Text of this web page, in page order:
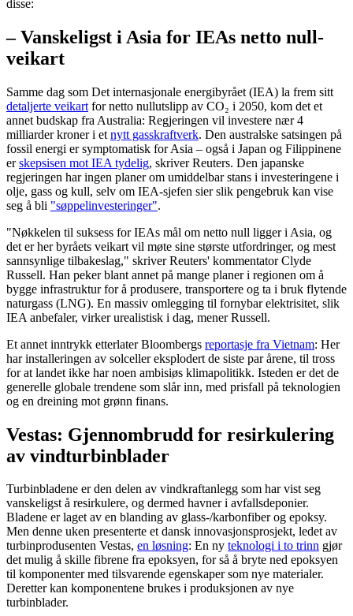
disse:
– Vanskeligst i Asia for IEAs netto null-
veikart
Samme dag som Det internasjonale energibyrået (IEA) la frem sitt
detaljerte veikart for netto nullutslipp av CO₂ i 2050, kom det et
annet budskap fra Australia: Regjeringen vil investere nær 4
milliarder kroner i et nytt gasskraftverk. Den australske satsingen på
fossil energi er symptomatisk for Asia – også i Japan og Filippinene
erskepsisen mot IEA tydelig, skriver Reuters. Den japanske
regjeringen har ingen planer om umiddelbar stans i investeringene i
olje, gass og kull, selv om IEA-sjefen sier slik pengebruk kan vise
seg å bli "søppelinvesteringer".
"Nøkkelen til suksess for IEAs mål om netto null ligger i Asia, og
det er her byråets veikart vil møte sine største utfordringer, og mest
sannsynlige tilbakeslag," skriver Reuters' kommentator Clyde
Russell. Han peker blant annet på mange planer i regionen om å
bygge infrastruktur for å produsere, transportere og ta i bruk flytende
naturgass (LNG). En massiv omlegging til fornybar elektrisitet, slik
IEA anbefaler, virker urealistisk i dag, mener Russell.
Et annet inntrykk etterlater Bloombergs reportasje fra Vietnam: Her
har installeringen av solceller eksplodert de siste par årene, til tross
for at landet ikke har noen ambisiøs klimapolitikk. Isteden er det de
generelle globale trendene som slår inn, med prisfall på teknologien
og en dreining mot grønn finans.
Vestas: Gjennombrudd for resirkulering
av vindturbinblader
Turbinbladene er den delen av vindkraftanlegg som har vist seg
vanskeligst å resirkulere, og dermed havner i avfallsdeponier.
Bladene er laget av en blanding av glass-/karbonfiber og epoksy.
Men denne uken presenterte et dansk innovasjonsprosjekt, ledet av
turbinprodusenten Vestas, en løsning: En ny teknologi i to trinn gjør
det mulig å skille fibrene fra epoksyen, for så å bryte ned epoksyen
til komponenter med tilsvarende egenskaper som nye materialer.
Deretter kan komponentene brukes i produksjonen av nye
turbinblader.